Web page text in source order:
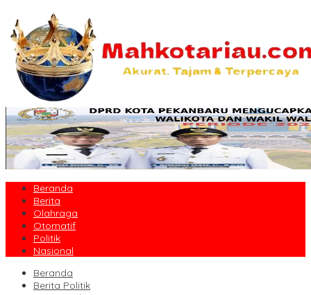
Beranda
Berita
Olahraga
Otomatif
Politik
Nasional
Beranda
Berita Politik